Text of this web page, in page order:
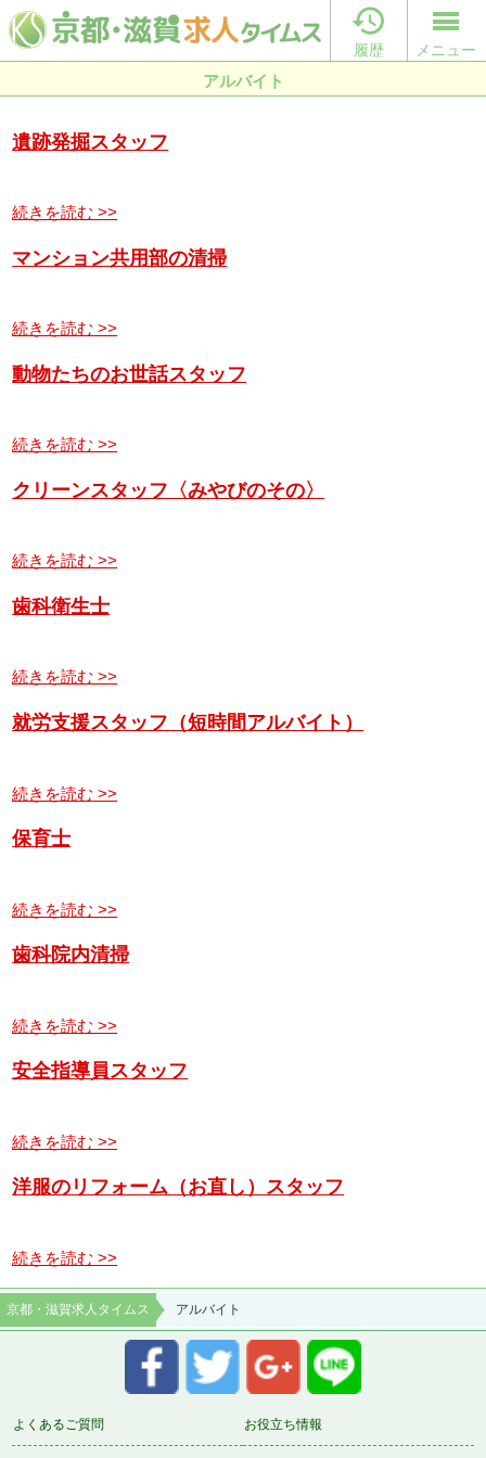

履歴 メニュー
アルバイト
遺跡発掘スタッフ
続きを読む >>
マンション共用部の清掃
続きを読む >>
動物たちのお世話スタッフ
続きを読む >>
クリーンスタッフ〈みやびのその〉
続きを読む >>
歯科衛生士
続きを読む >>
就労支援スタッフ（短時間アルバイト）
続きを読む >>
保育士
続きを読む >>
歯科院内清掃
続きを読む >>
安全指導員スタッフ
続きを読む >>
洋服のリフォーム（お直し）スタッフ
続きを読む >>
京都・滋賀求人タイムス アルバイト
よくあるご質問 お役立ち情報